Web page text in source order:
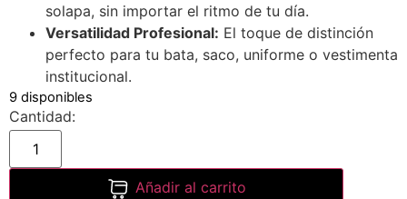
solapa, sin importar el ritmo de tu día.
Versatilidad Profesional: El toque de distinción
perfecto para tu bata, saco, uniforme o vestimenta
institucional.
9 disponibles
Añadir al carrito